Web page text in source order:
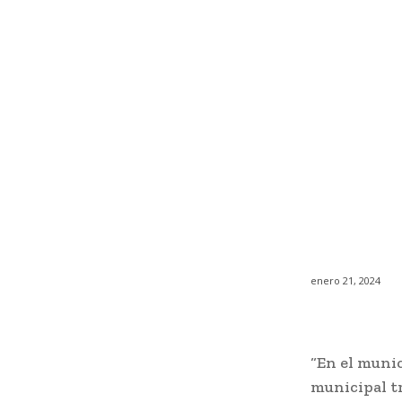
enero 21, 2024
“En el
municipal